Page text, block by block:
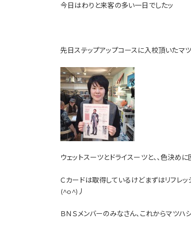
今日はわりと来客の多い一日でしたッ
先日ステップアップコースに入校頂いたマ
ウェットスーツとドライスーツと、、色決め
Ｃカードは取得しているけどまずはリフレッ
(^o^)丿
ＢＮＳメンバーのみなさん、これからマツハ